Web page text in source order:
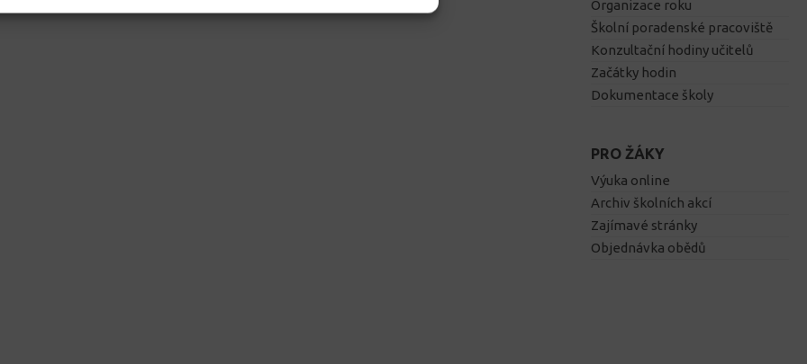
Organizace roku
Školní poradenské pracoviště
Konzultační hodiny učitelů
Začátky hodin
Dokumentace školy
PRO ŽÁKY
Výuka online
Archiv školních akcí
Zajímavé stránky
Objednávka obědů